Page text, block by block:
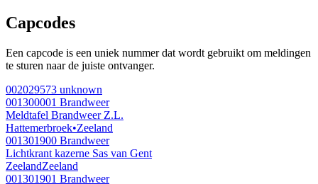
Capcodes
Een capcode is een uniek nummer dat wordt gebruikt om meldingen
te sturen naar de juiste ontvanger.
002029573 unknown
001300001 Brandweer
Meldtafel Brandweer Z.L.
Hattemerbroek•Zeeland
001301900 Brandweer
Lichtkrant kazerne Sas van Gent
ZeelandZeeland
001301901 Brandweer